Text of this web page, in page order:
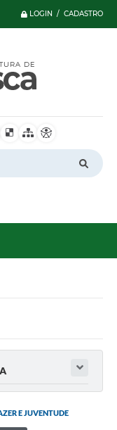
LOGIN / CADASTRO
E JUVENTUDE